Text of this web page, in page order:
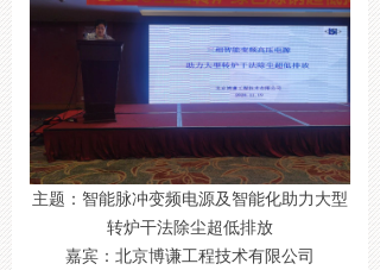
主题：智能脉冲变频电源及智能化助力大型
转炉干法除尘超低排放
嘉宾：北京博谦工程技术有限公司